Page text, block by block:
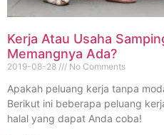
Kerja Atau Usaha
Memangnya Ada?
2019-08-28 No Comments
Apakah peluang kerja tanpa
Berikut ini beberapa peluang
halal yang dapat Anda coba!